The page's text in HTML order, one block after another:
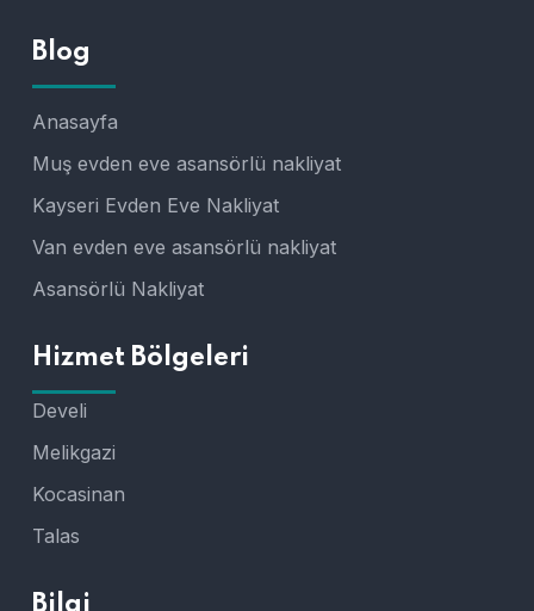
Blog
Anasayfa
Muş evden eve asansörlü nakliyat
Kayseri Evden Eve Nakliyat
Van evden eve asansörlü nakliyat
Asansörlü Nakliyat
Hizmet Bölgeleri
Develi
Melikgazi
Kocasinan
Talas
Bilgi